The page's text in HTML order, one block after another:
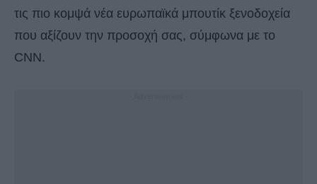
τις πιο κομψά νέα ευρωπαϊκά μπουτίκ ξενοδοχεία
που αξίζουν την προσοχή σας, σύμφωνα με το
CNN.